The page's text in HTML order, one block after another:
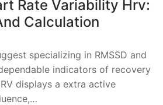
Rate Variability Hrv:
Calculation
specializing in RMSSD and
indicators of recovery
displays a extra active